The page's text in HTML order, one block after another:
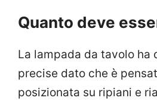
Quanto deve
La lampada da tavolo ha
precise dato che è
posizionata su ripiani e